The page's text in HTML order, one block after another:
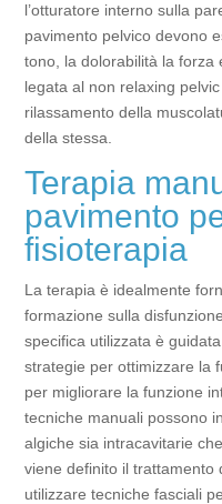
l’otturatore interno sulla
pavimento pelvico devono
tono, la dolorabilità la forza
legata al non relaxing
rilassamento della
della stessa.
Terapia
pavimento
fisioterapia
La terapia è idealmente
formazione sulla
specifica utilizzata è
strategie per ottimizzare la
per migliorare la funzione
tecniche manuali possono
algiche sia intracavitarie
viene definito il trattamento
utilizzare tecniche fasciali